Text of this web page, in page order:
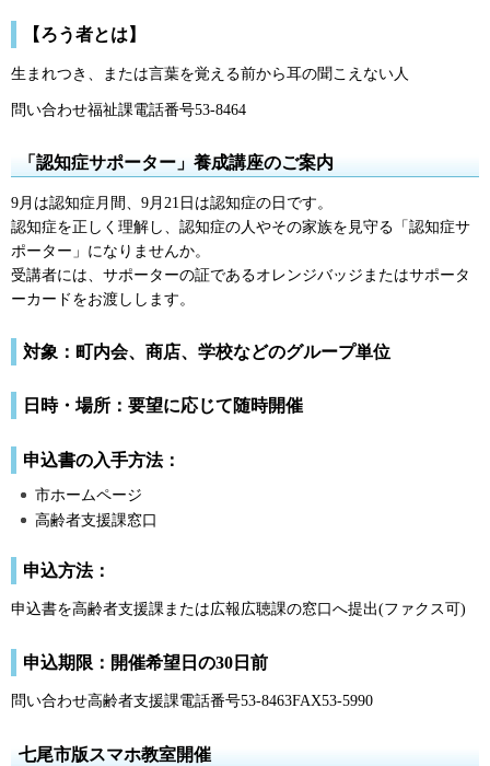
【ろう者とは】
生まれつき、または言葉を覚える前から耳の聞こえない人
問い合わせ福祉課電話番号53-8464
「認知症サポーター」養成講座のご案内
9月は認知症月間、9月21日は認知症の日です。
認知症を正しく理解し、認知症の人やその家族を見守る「認知症サ
ポーター」になりませんか。
受講者には、サポーターの証であるオレンジバッジまたはサポータ
ーカードをお渡しします。
対象：町内会、商店、学校などのグループ単位
日時・場所：要望に応じて随時開催
申込書の入手方法：
市ホームページ
高齢者支援課窓口
申込方法：
申込書を高齢者支援課または広報広聴課の窓口へ提出(ファクス可)
申込期限：開催希望日の30日前
問い合わせ高齢者支援課電話番号53-8463FAX53-5990
七尾市版スマホ教室開催